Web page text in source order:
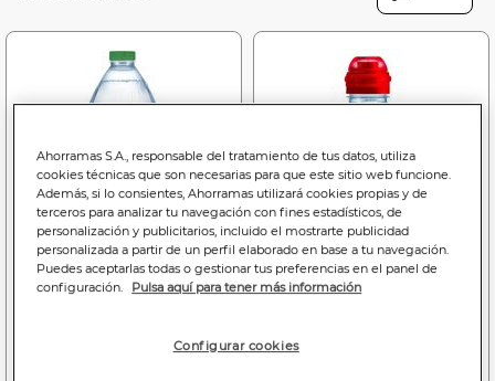
0
Ahorramas S.A., responsable del tratamiento de tus datos, utiliza
cookies técnicas que son necesarias para que este sitio web funcione.
Además, si lo consientes, Ahorramas utilizará cookies propias y de
terceros para analizar tu navegación con fines estadísticos, de
personalización y publicitarios, incluido el mostrarte publicidad
personalizada a partir de un perfil elaborado en base a tu navegación.
Puedes aceptarlas todas o gestionar tus preferencias en el panel de
configuración.
Pulsa aquí para tener más información
Configurar cookies